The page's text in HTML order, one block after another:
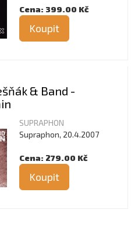
Cena: 399.00 Kč
Koupit
& Band -
SUPRAPHON
Supraphon, 20.4.2007
Cena: 279.00 Kč
Koupit